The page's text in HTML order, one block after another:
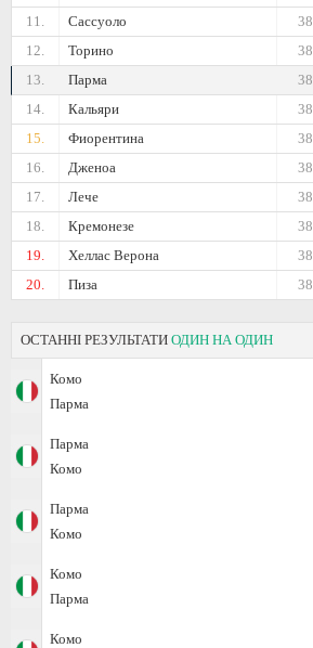
11. Сассуоло
38
12.
Торино
38
13.
Парма
38
14.
Кальяри
38
15.
Фиорентина
38
16.
Дженоа
38
17.
Лече
38
18.
Кремонезе
38
19.
Хеллас Верона
38
20.
Пиза 38
ОСТАННІ РЕЗУЛЬТАТИ ОДИН НА ОДИН
Комо
Парма
Парма
Комо
Парма
Комо
Комо
Парма
Комо